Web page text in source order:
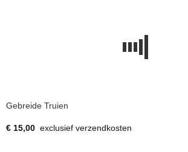
Gebreide Truien
€ 15,00 exclusief verzendkosten